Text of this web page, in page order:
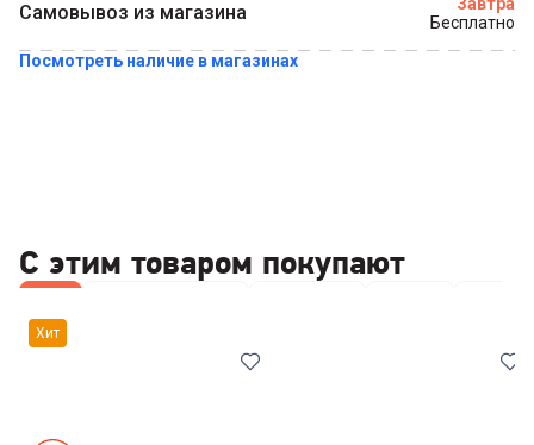
Самовывоз из магазина
Бесплатно
Посмотреть наличие в магазинах
С этим товаром покупают
Хит